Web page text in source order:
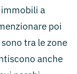
a
poi
tra le zone
anche